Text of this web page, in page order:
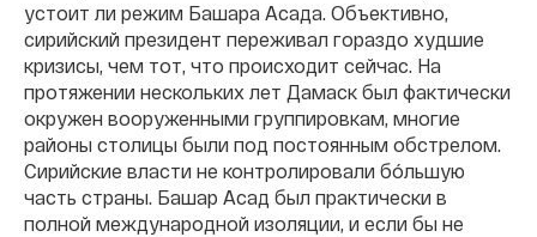
устоит ли режим Башара Асада. Объективно,
сирийский президент переживал гораздо худшие
кризисы, чем тот, что происходит сейчас. На
протяжении нескольких лет Дамаск был фактически
окружен вооруженными группировкам, многие
районы столицы были под постоянным обстрелом.
Сирийские власти не контролировали бóльшую
часть страны. Башар Асад был практически в
полной международной изоляции, и если бы не